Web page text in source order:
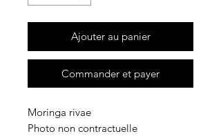
Ajouter au panier
Commander et payer
Moringa rivae
Photo non contractuelle